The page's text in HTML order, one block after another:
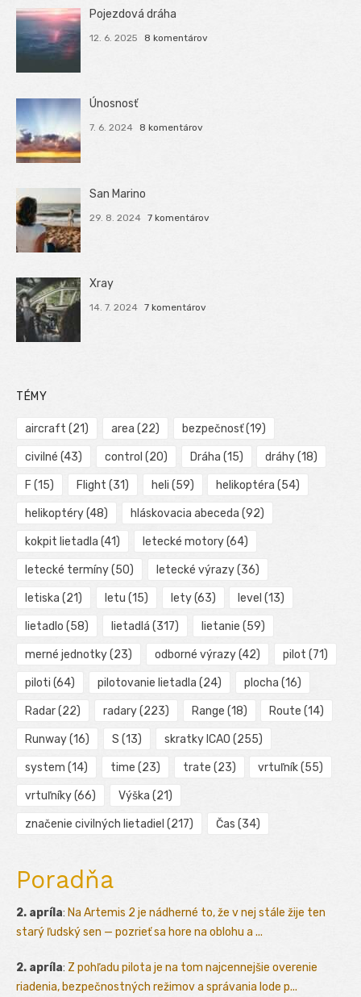
Pojezdová dráha
12. 6. 2025 8 komentárov
Únosnosť
7. 6. 2024 8 komentárov
San Marino
29. 8. 2024 7 komentárov
Xray
14. 7. 2024 7 komentárov
TÉMY
aircraft (21) area (22) bezpečnosť(19)
civilné (43) control (20) Dráha (15) dráhy(18)
F (15) Flight (31) heli (59) helikoptéra (54)
helikoptéry(48) hláskovacia abeceda (92)
kokpit lietadla (41) letecké motory(64)
letecké termíny(50) letecké výrazy(36)
letiska (21) letu (15) lety(63) level (13)
lietadlo (58) lietadlá (317) lietanie (59)
merné jednotky(23) odborné výrazy(42) pilot (71)
piloti (64) pilotovanie lietadla (24) plocha (16)
Radar(22) radary(223) Range (18) Route (14)
Runway(16) S (13) skratky ICAO (255)
system (14) time (23) trate (23) vrtuľník(55)
vrtuľníky(66) Výška (21)
značenie civilných lietadiel (217) Čas (34)
Poradňa
2. apríla: Na Artemis 2 je nádherné to, že v nej stále žije ten
starý ľudský sen — pozrieť sa hore na oblohu a ...
2. apríla: Z pohľadu pilota je na tom najcennejšie overenie
riadenia, bezpečnostných režimov a správania lode p...